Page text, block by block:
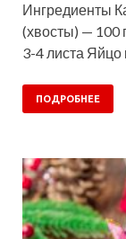
Ингредиенты
(хвосты) — 100
3-4 листа
ПОДРОБНЕЕ